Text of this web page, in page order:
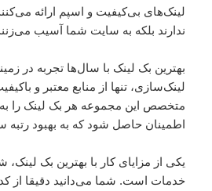
لینک‌های بی‌کیفیت و اسپم ارائه
ندارند بلکه به سایت شما آسیب
بهترین بک لینک با سال‌ها تجربه در
لینک‌سازی، تنها از منابع معتبر و
متخصص این مجموعه هر بک لینک را
اطمینان حاصل شود که به بهبود
یکی از مزایای کار با بهترین بک لینک،
خدمات است. شما می‌دانید دقیقا از